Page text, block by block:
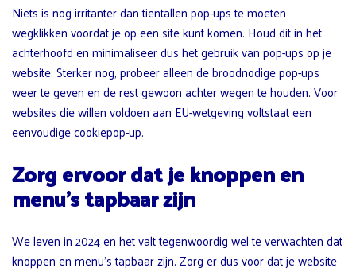
Niets is nog irritanter dan tientallen pop-ups te moeten
wegklikken voordat je op een site kunt komen. Houd dit in het
achterhoofd en minimaliseer dus het gebruik van pop-ups op je
website. Sterker nog, probeer alleen de broodnodige pop-ups
weer te geven en de rest gewoon achter wegen te houden. Voor
websites die willen voldoen aan EU-wetgeving voltstaat een
eenvoudige cookiepop-up.
Zorg ervoor dat je knoppen en
menu’s tapbaar zijn
We leven in 2024 en het valt tegenwoordig wel te verwachten dat
knoppen en menu’s tapbaar zijn. Zorg er dus voor dat je website